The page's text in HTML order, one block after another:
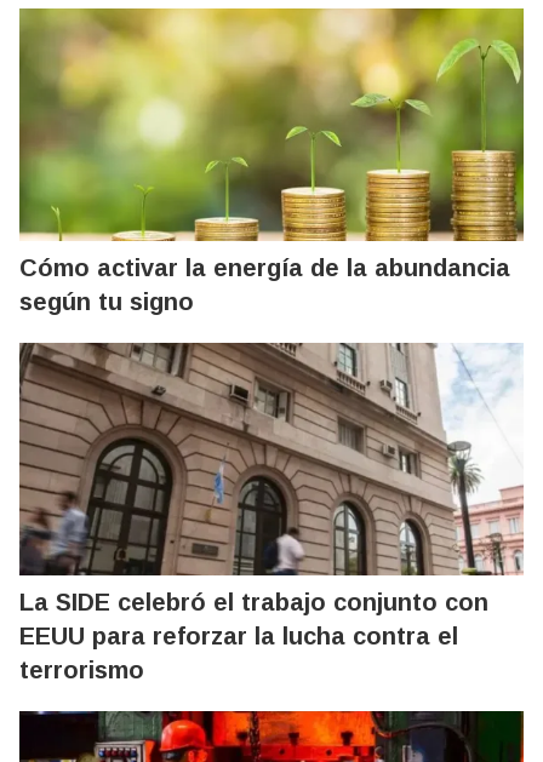
Cómo activar la energía de la abundancia
según tu signo
La SIDE celebró el trabajo conjunto con
EEUU para reforzar la lucha contra el
terrorismo